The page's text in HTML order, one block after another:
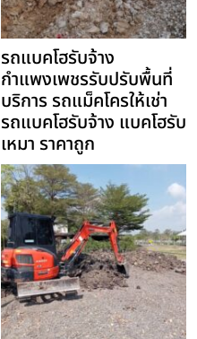
รถแบคโฮรับจ้าง
กำแพงเพชรรับปรับพื้นที่
บริการ รถแม็คโครให้เช่า
รถแบคโฮรับจ้าง แบคโฮรับ
เหมา ราคาถูก